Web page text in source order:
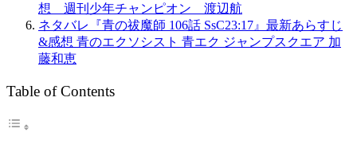
想 週刊少年チャンピオン 渡辺航
ネタバレ『青の祓魔師 106話 SsC23:17』最新あらすじ
&感想 青のエクソシスト 青エク ジャンプスクエア 加
藤和恵
Table of Contents